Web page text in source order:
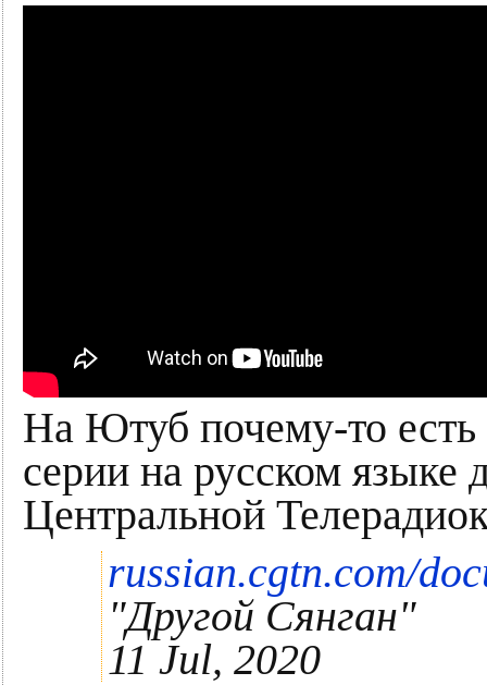
На Ютуб почему-то есть
серии на русском языке
Центральной
russian.cgtn.com/
"Другой Сянган"
11 Jul, 2020